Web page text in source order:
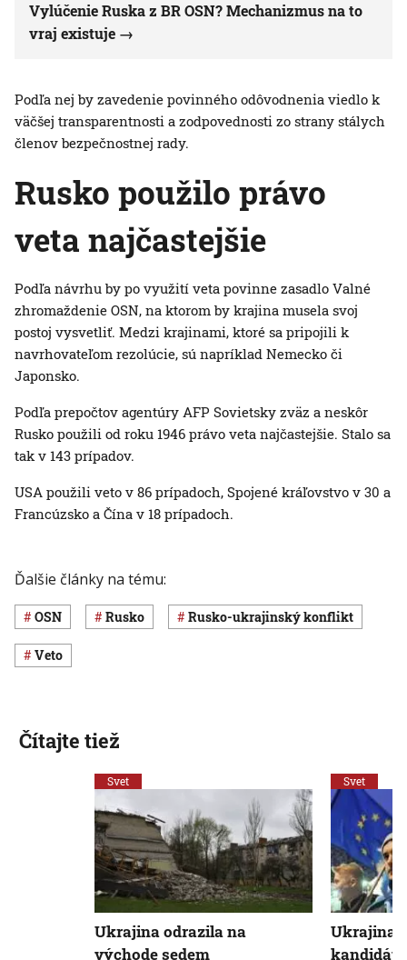
Vylúčenie Ruska z BR OSN? Mechanizmus na to
vraj existuje
Podľa nej by zavedenie povinného odôvodnenia viedlo k
väčšej transparentnosti a zodpovednosti zo strany stálych
členov bezpečnostnej rady.
Rusko použilo právo
veta najčastejšie
Podľa návrhu by po využití veta povinne zasadlo Valné
zhromaždenie OSN, na ktorom by krajina musela svoj
postoj vysvetliť. Medzi krajinami, ktoré sa pripojili k
navrhovateľom rezolúcie, sú napríklad Nemecko či
Japonsko.
Podľa prepočtov agentúry AFP Sovietsky zväz a neskôr
Rusko použili od roku 1946 právo veta najčastejšie. Stalo sa
tak v 143 prípadov.
USA použili veto v 86 prípadoch, Spojené kráľovstvo v 30 a
Francúzsko a Čína v 18 prípadoch.
Ďalšie články na tému:
OSN Rusko rusko-ukrajinský konflikt
veto
Čítajte tiež
Svet
Ukrajina odrazila na
východe sedem
Svet
Ukrajina